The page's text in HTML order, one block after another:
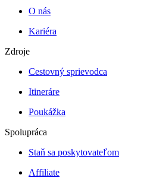
O nás
Kariéra
Zdroje
Cestovný sprievodca
Itineráre
Poukážka
Spolupráca
Staň sa poskytovateľom
Affiliate